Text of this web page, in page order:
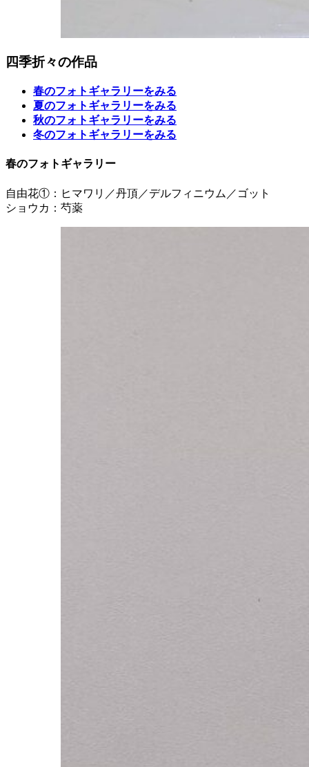
四季折々の作品
春のフォトギャラリーをみる
夏のフォトギャラリーをみる
秋のフォトギャラリーをみる
冬のフォトギャラリーをみる
春のフォトギャラリー
自由花①：ヒマワリ／丹頂／デルフィニウム／ゴット
ショウカ：芍薬